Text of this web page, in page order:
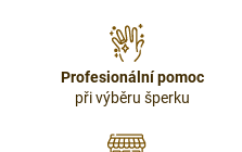
Profesionální pomoc
při výběru šperku